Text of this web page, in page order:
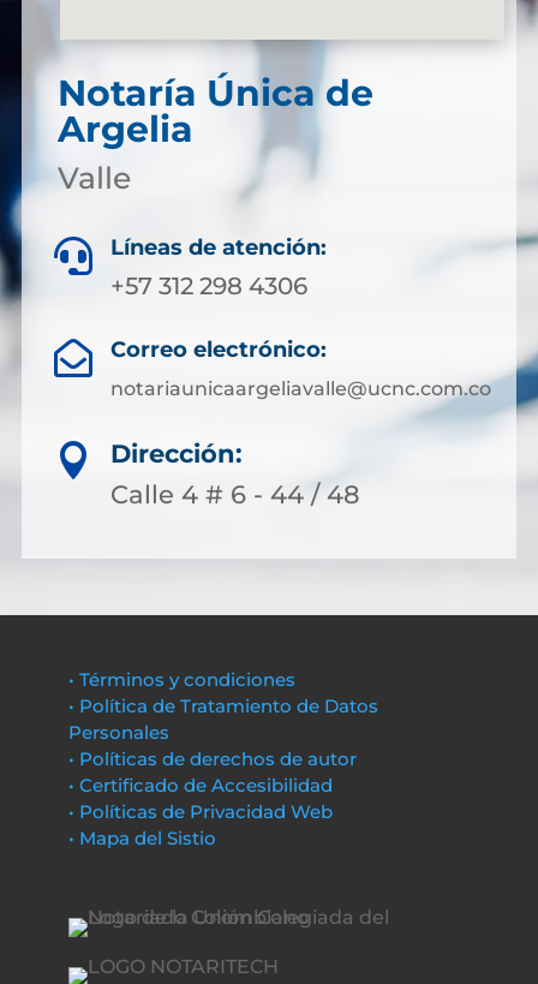
Notaría Única de
Argelia
Valle
 Líneas de atención:
+57 312 298 4306
 Correo electrónico:
notariaunicaargeliavalle@ucnc.com.co

Dirección:
Calle 4 # 6 - 44 / 48
• Términos y condiciones
• Política de Tratamiento de Datos
Personales
• Políticas de derechos de autor
• Certificado de Accesibilidad
• Políticas de Privacidad Web
• Mapa del Sistio